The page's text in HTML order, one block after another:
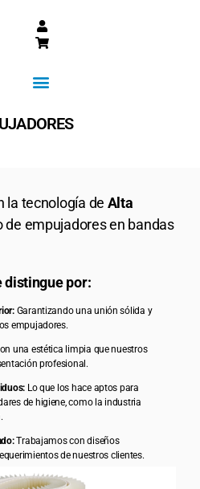
la tecnología de Alta
de empujadores en bandas
distingue por:
Garantizando una unión sólida y
empujadores.
una estética limpia que nuestros
profesional.
Lo que los hace aptos para
de higiene, como la industria
Trabajamos con diseños
de nuestros clientes.